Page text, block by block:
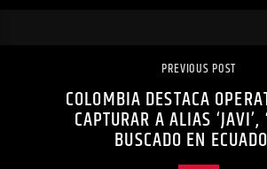
PREVIOUS POST
COLOMBIA DESTACA
CAPTURAR A ALIAS ‘JAVI’,
BUSCADO EN